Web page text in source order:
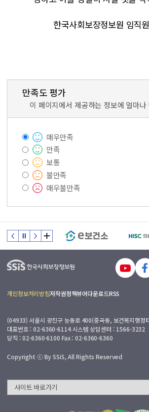
한국사회보장정보원 임직
만족도 평가
이 페이지에서 제공하는 정보에 얼마
매우만족
만족
보통
불만족
매우불만족
개인정보처리방침저작권정책뷰어다운로드RSS
(04933) 서울시 광진구 능동로 400(중곡동, 보건복지행정
대표번호 : 02-6360-6114 시스템 상담센터 : 1566-3232
당직 : 02-6360-6100 Fax : 02-6360-6360
Copyright ⓒ By SSiS, All Rights Reserved